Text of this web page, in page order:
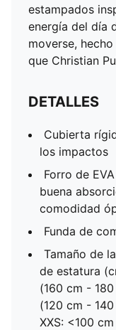
estampados
energía del día
moverse,
que Christian
DETALLES
Cubierta
los impactos
Forro de
buena
comodidad
Funda de
Tamaño de
de estatura
(160 cm -
(120 cm -
XXS: <100 cm